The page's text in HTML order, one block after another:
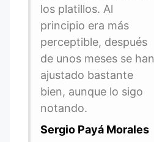
los platillos. Al
principio era más
perceptible, después
de unos meses se han
ajustado bastante
bien, aunque lo sigo
notando.
Sergio Payá Morales